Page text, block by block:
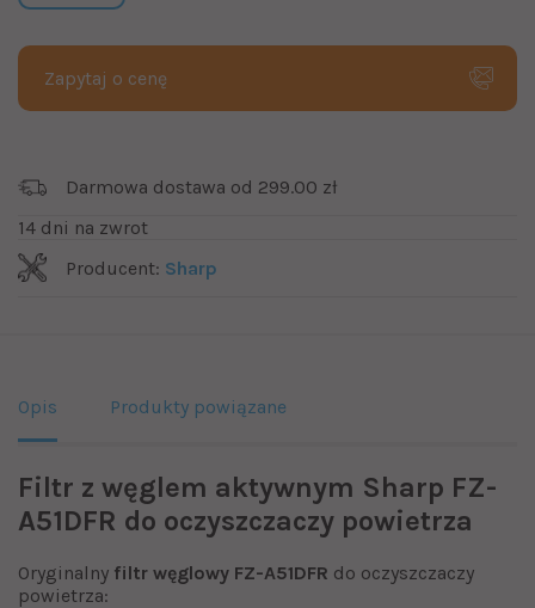
Zapytaj o cenę
Darmowa dostawa od 299.00 zł
14 dni na zwrot
Producent: Sharp
Opis Produkty powiązane
Filtr z węglem aktywnym Sharp FZ-
A51DFR do oczyszczaczy powietrza
Oryginalny filtr węglowy FZ-A51DFR do oczyszczaczy
powietrza: